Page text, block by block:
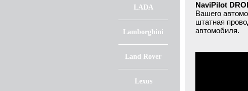
LADA
Lamborghini
Land Rover
Lexus
NaviPilot
Вашего
штатная
автомобиля.